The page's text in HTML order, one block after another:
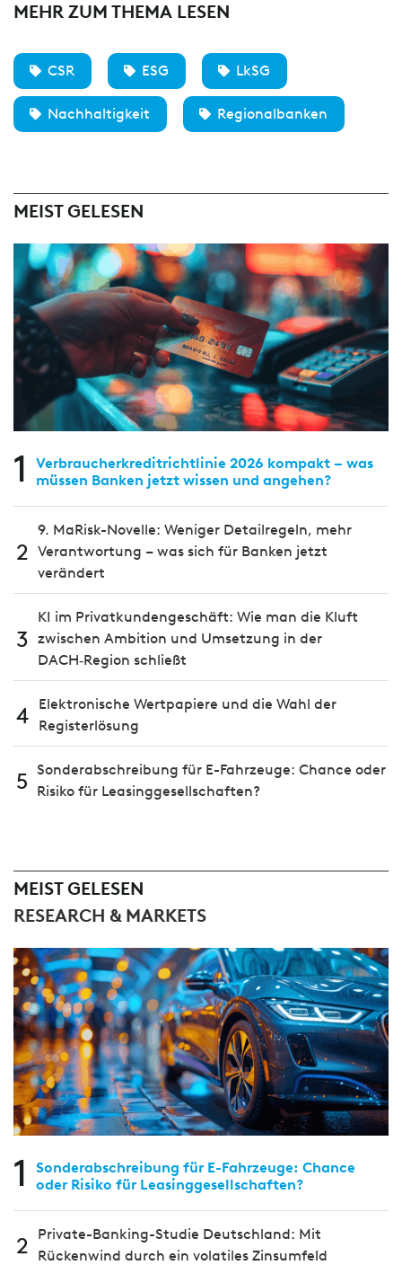
MEHR ZUM THEMA LESEN
CSR ESG LkSG
Nachhaltigkeit Regionalbanken
MEIST GELESEN
1
Verbraucherkreditrichtlinie 2026 kompakt – was
müssen Banken jetzt wissen und angehen?
2
9. MaRisk-Novelle: Weniger Detailregeln, mehr
Verantwortung – was sich für Banken jetzt
verändert
3
KI im Privatkundengeschäft: Wie man die Kluft
zwischen Ambition und Umsetzung in der
DACH‑Region schließt
4
Elektronische Wertpapiere und die Wahl der
Registerlösung
5 Sonderabschreibung für E-Fahrzeuge: Chance oder
Risiko für Leasinggesellschaften?
MEIST GELESEN
RESEARCH & MARKETS
1
Sonderabschreibung für E-Fahrzeuge: Chance
oder Risiko für Leasinggesellschaften?
2
Private-Banking-Studie Deutschland: Mit
Rückenwind durch ein volatiles Zinsumfeld